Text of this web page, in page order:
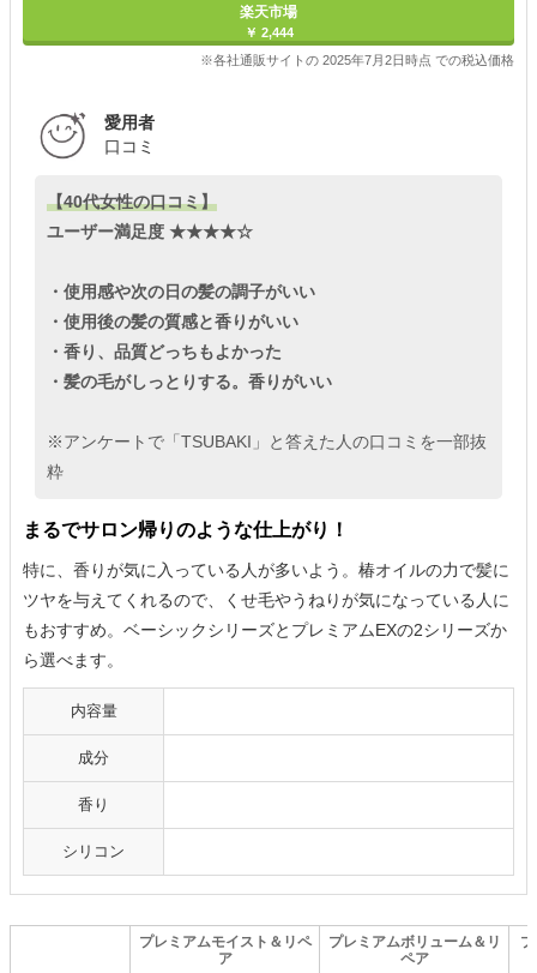
楽天市場
￥ 2,444
※各社通販サイトの 2025年7月2日時点 での税込価格
愛用者
口コミ
【40代女性の口コミ】
ユーザー満足度 ★★★★☆
・使用感や次の日の髪の調子がいい
・使用後の髪の質感と香りがいい
・香り、品質どっちもよかった
・髪の毛がしっとりする。香りがいい
※アンケートで「TSUBAKI」と答えた人の口コミを一部抜
粋
まるでサロン帰りのような仕上がり！
特に、香りが気に入っている人が多いよう。椿オイルの力で髪に
ツヤを与えてくれるので、くせ毛やうねりが気になっている人に
もおすすめ。ベーシックシリーズとプレミアムEXの2シリーズか
ら選べます。
内容量
成分
香り
シリコン
プレミアムモイスト＆リペ
ア
プレミアムボリューム＆リ
ペア